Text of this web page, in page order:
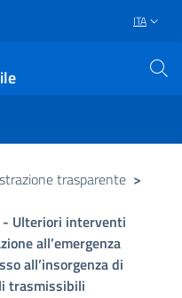
ITA
trasparente >
- Ulteriori interventi
all’emergenza
all’insorgenza di
trasmissibili